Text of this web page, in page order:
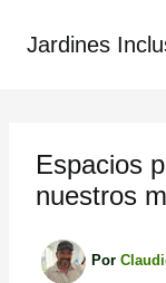
Jardines
Espacios
nuestros
Por